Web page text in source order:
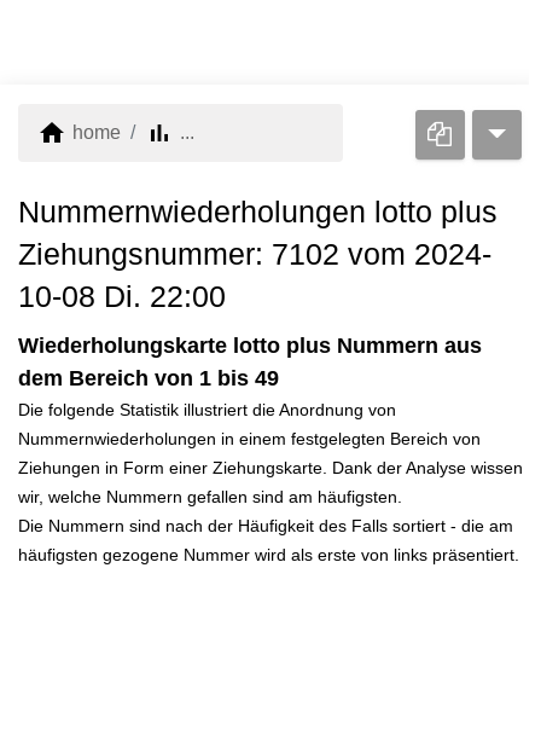
home home bar_chart ...
Nummernwiederholungen lotto plus
Ziehungsnummer: 7102 vom 2024-
10-08 Di. 22:00
Wiederholungskarte lotto plus Nummern aus
dem Bereich von 1 bis 49
Die folgende Statistik illustriert die Anordnung von
Nummernwiederholungen in einem festgelegten Bereich von
Ziehungen in Form einer Ziehungskarte. Dank der Analyse wissen
wir, welche Nummern gefallen sind am häufigsten.
Die Nummern sind nach der Häufigkeit des Falls sortiert - die am
häufigsten gezogene Nummer wird als erste von links präsentiert.